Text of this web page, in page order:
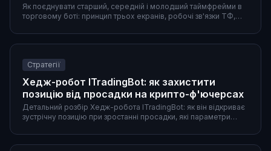
Як поєднувати старший, середній і молодший таймфрейми в
торговому боті: принцип трьох екранів, робочі зв'язки ТФ,
Стратегії
Хедж-робот ITradingBot: як захистити
позицію від просадки на крипто-ф'ючерсах
Детальний розбір Хедж-робота ITradingBot: як він відкриває
зустрічну позицію при зростанні просадки, які параметри
пробій Donchian), а також типові помилки і порівняння з
ручним хеджем.